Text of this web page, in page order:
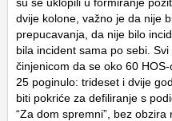
dvije kolone, važno je da nije
prepucavanja, da nije bilo
bila incident sama po sebi.
činjenicom da se oko 60
25 poginulo: trideset i dvije
biti pokriće za defiliranje s
“Za dom spremni”, bez obzira